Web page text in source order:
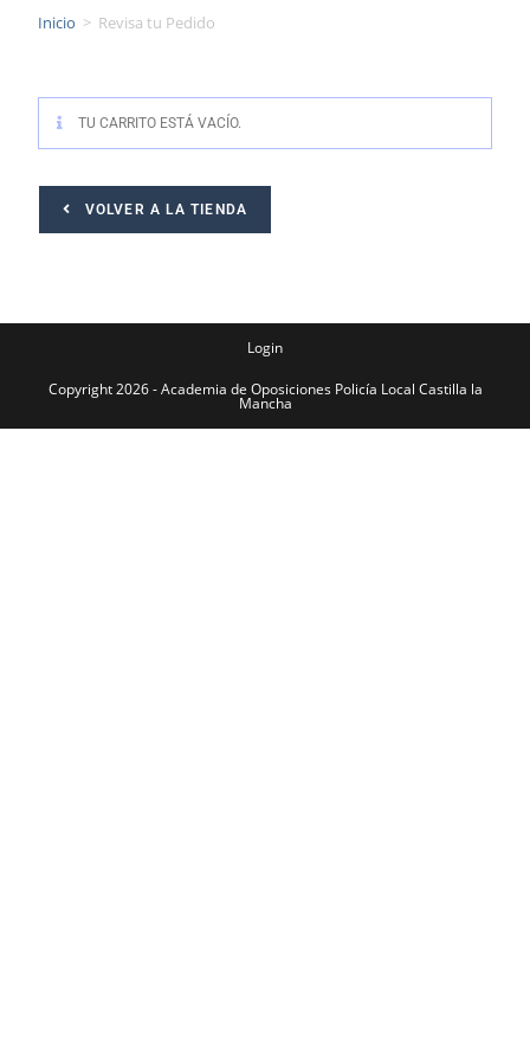
Inicio > Revisa tu Pedido
TU CARRITO ESTÁ VACÍO.
VOLVER A LA TIENDA
Login
Copyright 2026 - Academia de Oposiciones Policía Local Castilla la
Mancha